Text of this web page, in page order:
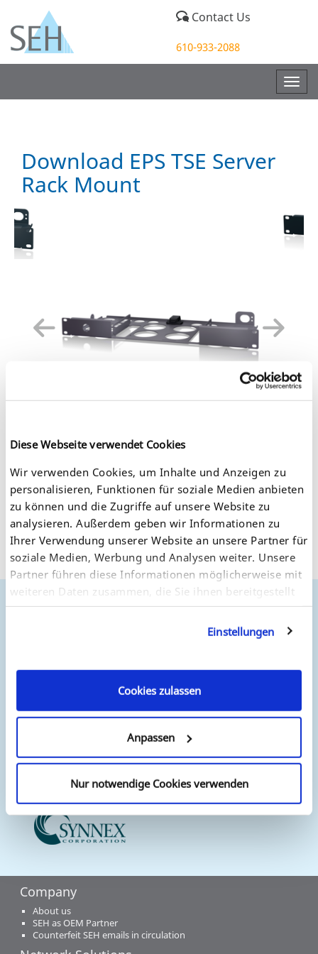
Diese Webseite verwendet Cookies
Wir verwenden Cookies, um Inhalte und Anzeigen zu
personalisieren, Funktionen für soziale Medien anbieten
zu können und die Zugriffe auf unsere Website zu
analysieren. Außerdem geben wir Informationen zu
Ihrer Verwendung unserer Website an unsere Partner für
soziale Medien, Werbung und Analysen weiter. Unsere
Partner führen diese Informationen möglicherweise mit
weiteren Daten zusammen, die Sie ihnen bereitgestellt
haben oder die sie im Rahmen Ihrer Nutzung der
Dienste gesammelt haben. Sie geben Einwilligung zu
unseren Cookies, wenn Sie unsere Webseite weiterhin
Einstellungen
Cookies zulassen
Anpassen
Nur notwendige Cookies verwenden
Contact Us
610-933-2088
Download EPS TSE Server
Rack Mount
Documentation
Changes are immediately documented in our installation
and user manuals. PDF versions of the most up to date
manuals are available here.
Hardware Installation Guide Vers. 1.1, released: 2020-
03-13
Company
About us
SEH as OEM Partner
Counterfeit SEH emails in circulation